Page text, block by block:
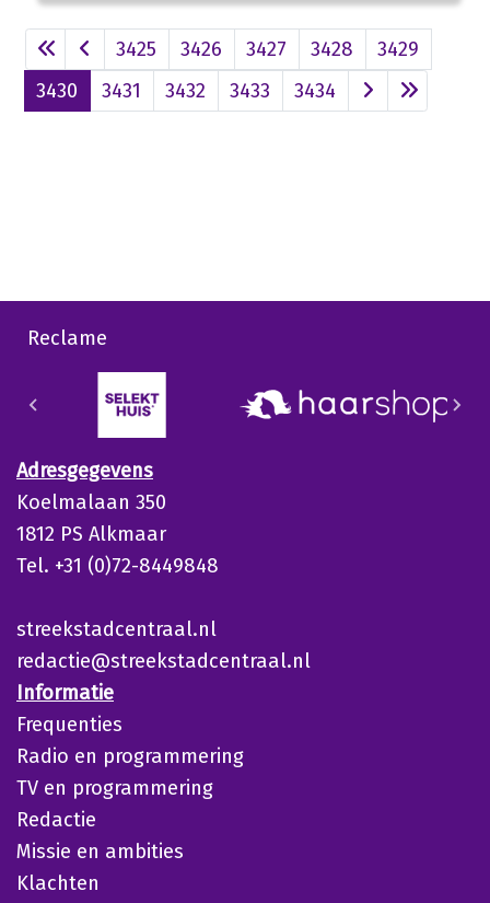
3425 3426 3427 3428
3429
3430
3431 3432 3433 3434
Reclame
Adresgegevens
Koelmalaan 350
1812 PS Alkmaar
Tel. +31 (0)72-8449848
streekstadcentraal.nl
redactie@streekstadcentraal.nl
Informatie
Frequenties
Radio en programmering
TV en programmering
Redactie
Missie en ambities
Klachten